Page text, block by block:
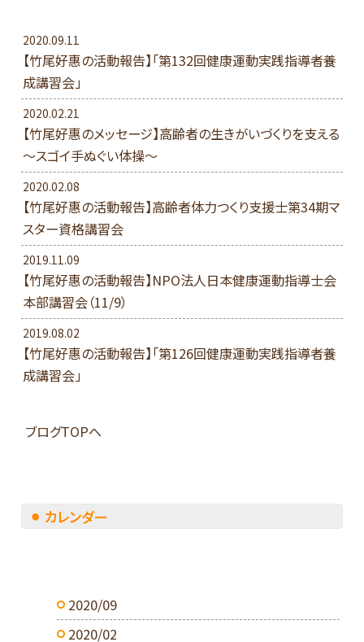
2020.09.11
【竹尾好惠の活動報告】「第132回健康運動実践指導者養
成講習会」
2020.02.21
【竹尾好惠のメッセージ】高齢者の生きがいづくりを支える
～スゴイ手ぬぐい体操～
2020.02.08
【竹尾好惠の活動報告】高齢者体力つくり支援士第34期マ
スター資格講習会
2019.11.09
【竹尾好惠の活動報告】NPO法人日本健康運動指導士会
本部講習会（11/9）
2019.08.02
【竹尾好惠の活動報告】「第126回健康運動実践指導者養
成講習会」
ブログTOPへ
カレンダー
2020/09
2020/02